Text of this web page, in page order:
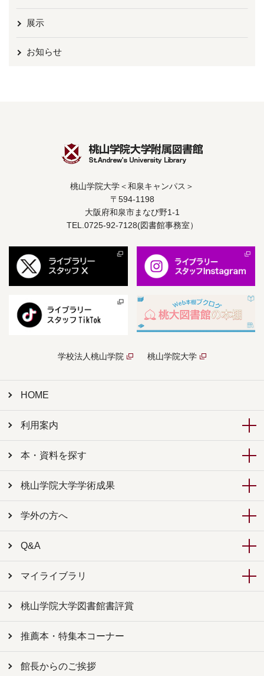
展示
お知らせ
桃山学院大学＜和泉キャンパス＞
〒594-1198
大阪府和泉市まなび野1-1
TEL.0725-92-7128(図書館事務室）
学校法人桃山学院 桃山学院大学
HOME
利用案内
本・資料を探す
桃山学院大学学術成果
学外の方へ
Q&A
マイライブラリ
桃山学院大学図書館書評賞
推薦本・特集本コーナー
館長からのご挨拶